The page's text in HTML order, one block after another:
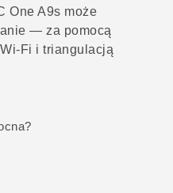
One A9s może
— za pomocą
Wi‍-Fi i triangulacją